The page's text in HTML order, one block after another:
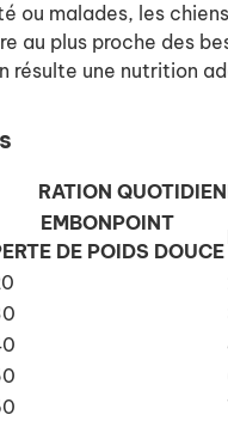
ou malades, les
au plus proche des
résulte une nutrition
RATION
EMBONPOINT
DE POIDS DOUCE